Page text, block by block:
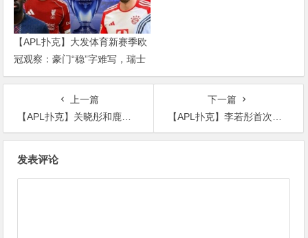
【APL扑克】大发体育新赛季欧
冠观察：豪门“稳”字难写，瑞士
轮赛制让每一场都变成生死
上一篇
【APL扑克】关晓彤和鹿晗私下的称呼太可爱了，鹿晗叫honey，关晓彤叫关小怂
下一篇
【APL扑克】李若彤首次公布年龄，比网传的要大七岁，发文自述理想的婚姻
发表评论